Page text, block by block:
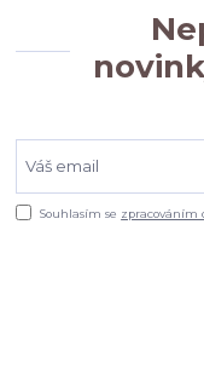
Souhlasím se zpracováním